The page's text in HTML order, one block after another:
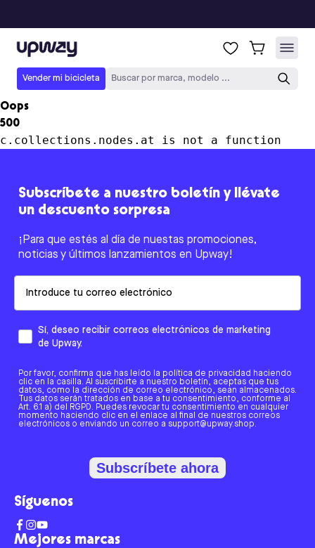
Upway
Vender mi bicicleta Buscar por marca, modelo ...
Oops
500
c.collections.nodes.at is not a function
Mejores marcas
Subscríbete a nuestro boletín y llévate
un descuento sorpresa
¡Para que estés al día de nuestas promociones,
noticias y últimos lanzamientos en Upway!
Sí, deseo recibir correos electrónicos de marketing
de Upway.
Por favor, confirma que has leído la política de privacidad haciendo
clic en la casilla. Al suscribirte a nuestro boletín, aceptas que tus
datos, como la dirección de correo electrónico, sean almacenados.
Tus datos serán tratados en base a tu consentimiento, conforme al
Art. 6.1 a) del RGPD. Puedes revocar tu consentimiento en cualquier
momento haciendo clic en el enlace al final de nuestros correos
electrónicos o enviando un correo a support@upway.shop.
Subscríbete ahora
Síguenos